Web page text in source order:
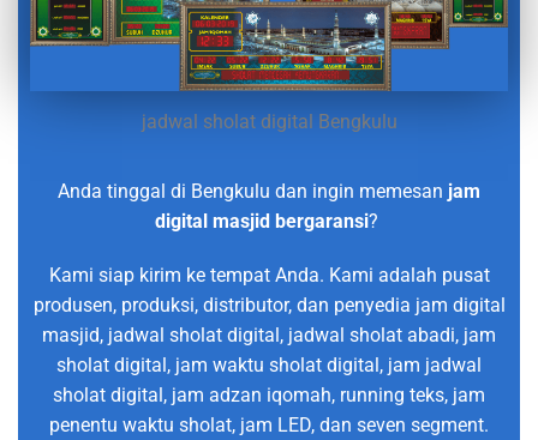
jadwal sholat digital Bengkulu
Anda tinggal di Bengkulu dan ingin memesan jam
digital masjid bergaransi?
Kami siap kirim ke tempat Anda. Kami adalah pusat
produsen, produksi, distributor, dan penyedia jam digital
masjid, jadwal sholat digital, jadwal sholat abadi, jam
sholat digital, jam waktu sholat digital, jam jadwal
sholat digital, jam adzan iqomah, running teks, jam
penentu waktu sholat, jam LED, dan seven segment.